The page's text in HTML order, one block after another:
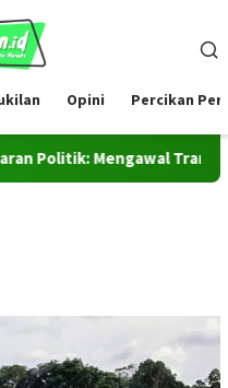
Opini Percikan
Mengawal Transparansi